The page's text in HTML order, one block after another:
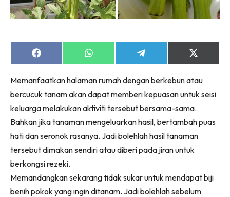
Share
on
Share
on
Share
on
Share
on
(Twitter)
Memanfaatkan halaman rumah dengan berkebun atau
bercucuk tanam akan dapat memberi kepuasan untuk seisi
keluarga melakukan aktiviti tersebut bersama-sama.
Bahkan jika tanaman mengeluarkan hasil, bertambah puas
hati dan seronok rasanya. Jadi bolehlah hasil tanaman
tersebut dimakan sendiri atau diberi pada jiran untuk
berkongsi rezeki.
Memandangkan sekarang tidak sukar untuk mendapat biji
benih pokok yang ingin ditanam. Jadi bolehlah sebelum